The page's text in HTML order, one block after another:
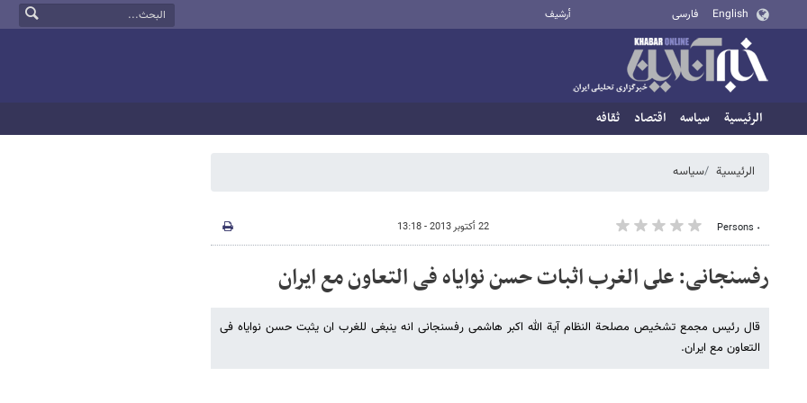
English فارسی أرشيف
الرئيسية سیاسه اقتصاد ثقافه
الرئيسية سیاسه
٠ Persons 22 أكتوبر 2013 - 13:18
رفسنجانی: على الغرب اثبات حسن نوایاه فی التعاون مع ایران
قال رئیس مجمع تشخیص مصلحة النظام آیة الله اکبر هاشمی رفسنجانی انه ینبغی للغرب ان یثبت حسن نوایاه فی
التعاون مع ایران.